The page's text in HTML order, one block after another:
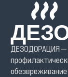
ДЕЗОДОРАЦИЯ —